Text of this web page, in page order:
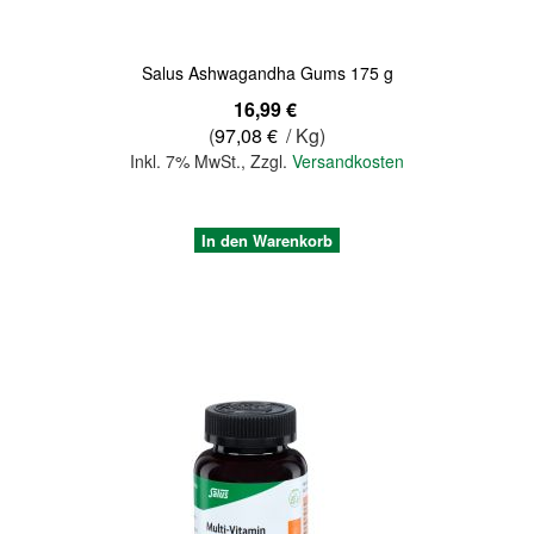
Salus Ashwagandha Gums 175 g
16,99 €
(97,08 € / Kg)
Inkl. 7% MwSt., Zzgl. Versandkosten
In den Warenkorb